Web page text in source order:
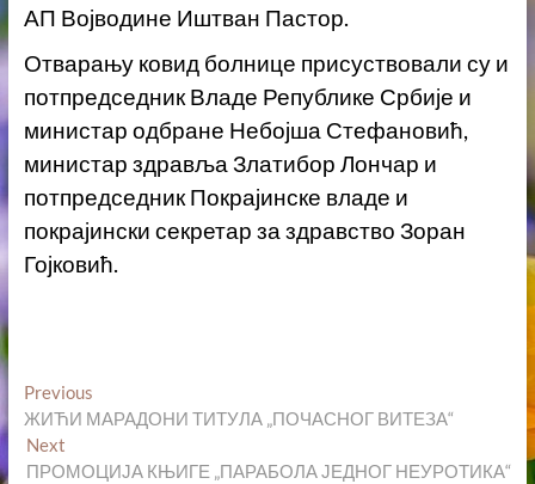
АП Војводине Иштван Пастор.
Отварању ковид болнице присуствовали су и
потпредседник Владе Републике Србије и
министар одбране Небојша Стефановић,
министар здравља Златибор Лончар и
потпредседник Покрајинске владе и
покрајински секретар за здравство Зоран
Гојковић.
Кретање
чланка
PreviousPrevious
post:
ЖИЋИ МАРАДОНИ ТИТУЛА „ПОЧАСНОГ ВИТЕЗА“
Next
post:
ПРОМОЦИЈА КЊИГЕ „ПАРАБОЛА ЈЕДНОГ НЕУРОТИКА“